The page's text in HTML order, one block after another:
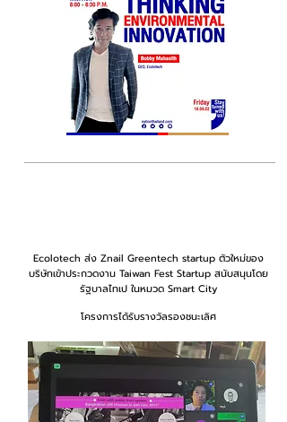
Ecolotech ส่ง Znail Greentech startup ตัวใหม่ของ
บริษัทเข้าประกวดงาน Taiwan Fest Startupสนับสนุนโดย
รัฐบาลไทเป ในหมวด Smart City
โครงการได้รับรางวัลรองชนะเลิศ